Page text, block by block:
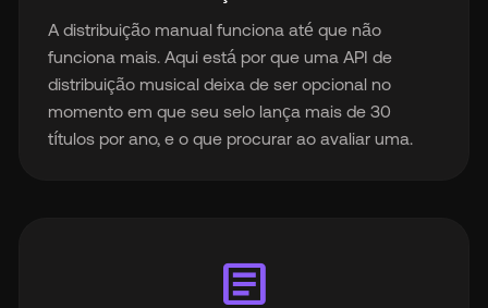
A distribuição manual funciona até que não
funciona mais. Aqui está por que uma API de
distribuição musical deixa de ser opcional no
momento em que seu selo lança mais de 30
títulos por ano, e o que procurar ao avaliar uma.
article